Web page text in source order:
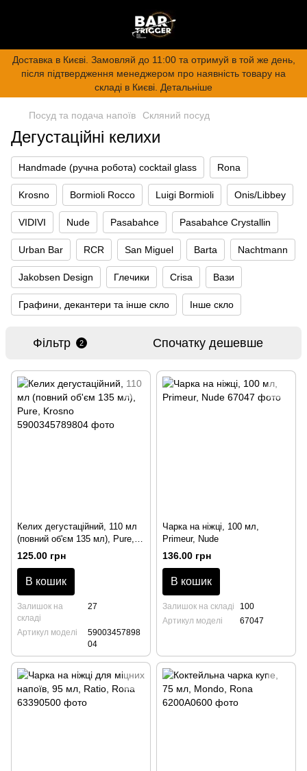
Доставка в Києві. Замовляй до 11:00 та отримуй в той же день,
після підтвердження менеджером про наявність товару на
складі в Києві. Детальніше
Посуд та подача напоїв Скляний посуд
Дегустаційні келихи
Handmade (ручна робота) cocktail glass Rona
Krosno Bormioli Rocco Luigi Bormioli Onis/Libbey
VIDIVI Nude Pasabahce Pasabahce Crystallin
Urban Bar RCR San Miguel Barta Nachtmann
Jakobsen Design Глечики Crisa Вази
Графини, декантери та інше скло Інше скло
Фільтр 2 Спочатку дешевше
Келих дегустаційний, 110 мл
(повний об'єм 135 мл), Pure,
Krosno
125.00 грн
В кошик
Залишок на
складі
27
Артикул моделі
59003457898
04
Чарка на ніжці, 100 мл,
Primeur, Nude
136.00 грн
В кошик
Залишок на складі
100
Артикул моделі
67047